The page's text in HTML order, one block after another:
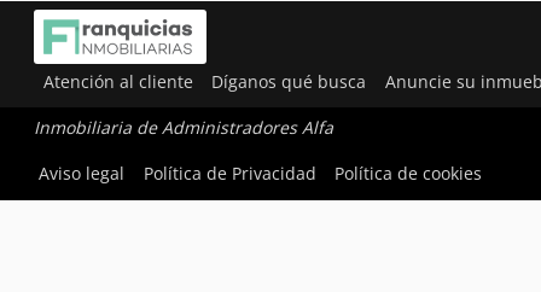
Atención al cliente Díganos qué busca Anuncie su
Inmobiliaria de Administradores Alfa
Aviso legal
Política de Privacidad Política de cookies